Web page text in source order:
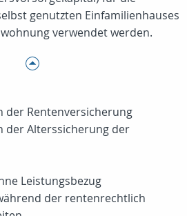
genutzten Einfamilienhauses
verwendet werden.
der Rentenversicherung
der Alterssicherung der
Leistungsbezug
der rentenrechtlich